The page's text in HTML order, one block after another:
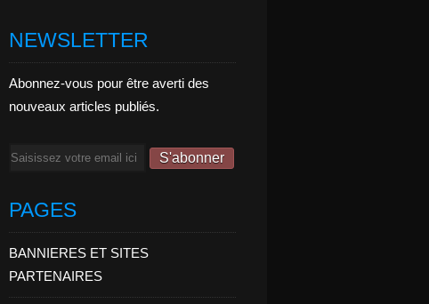
NEWSLETTER
Abonnez-vous pour être averti des
nouveaux articles publiés.
Email
PAGES
BANNIERES ET SITES
PARTENAIRES